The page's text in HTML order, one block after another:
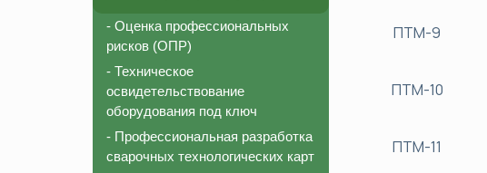
- Оценка профессиональных
рисков (ОПР)
- Техническое
освидетельствование
оборудования под ключ
- Профессиональная разработка
сварочных технологических карт
ПТМ-9
ПТМ-10
ПТМ-11